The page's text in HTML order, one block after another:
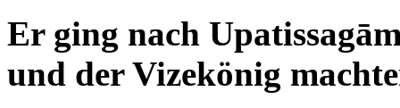
Er ging nach
und der Vizekönig